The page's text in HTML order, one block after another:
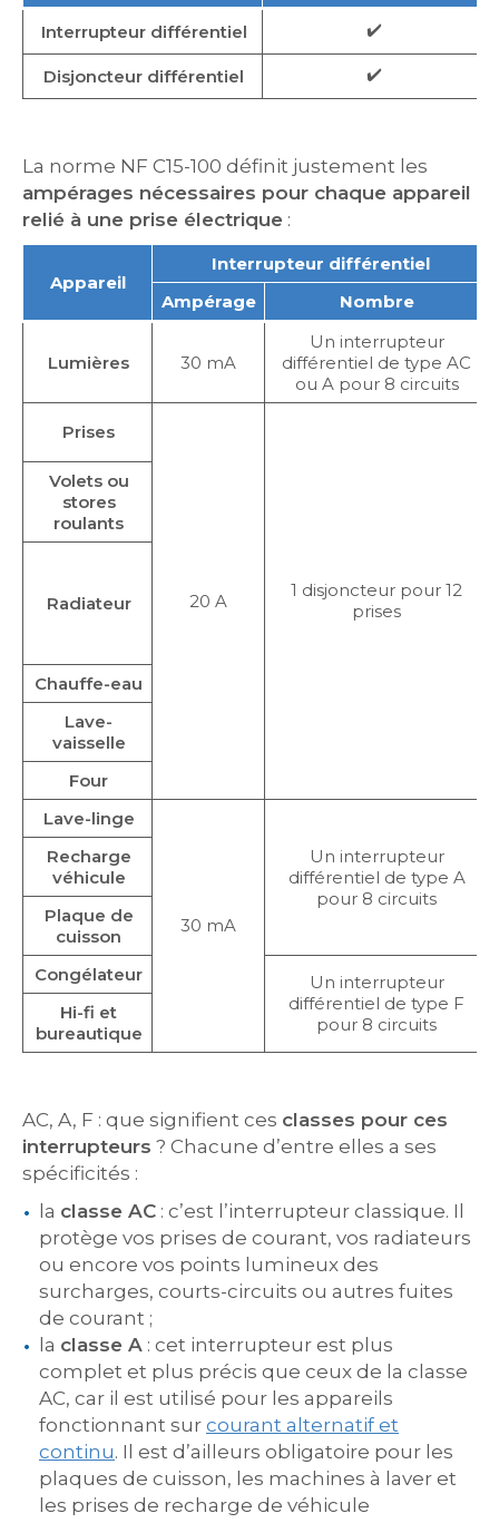
Interrupteur différentiel ✔️
Disjoncteur différentiel ✔️
La norme NF C15-100 définit justement les
ampérages nécessaires pour chaque appareil
relié à une prise électrique :
Appareil
Interrupteur différentiel
Ampérage
Nombre
Lumières 30 mA
Un interrupteur
différentiel de type AC
ou A pour 8 circuits
Prises
20 A
1 disjoncteur pour 12
prises
Volets ou
stores
roulants
Radiateur
Chauffe-eau
Lave-
vaisselle
Four
Lave-linge
30 mA
Un interrupteur
différentiel de type A
pour 8 circuits
Recharge
véhicule
Plaque de
cuisson
Congélateur
Un interrupteur
différentiel de type F
pour 8 circuits
Hi-fi et
bureautique
AC, A, F : que signifient ces classes pour ces
interrupteurs ? Chacune d’entre elles a ses
spécificités :
la classe AC : c’est l’interrupteur classique. Il
protège vos prises de courant, vos radiateurs
ou encore vos points lumineux des
surcharges, courts-circuits ou autres fuites
de courant ;
la classe A : cet interrupteur est plus
complet et plus précis que ceux de la classe
AC, car il est utilisé pour les appareils
fonctionnant sur courant alternatif et
continu. Il est d’ailleurs obligatoire pour les
plaques de cuisson, les machines à laver et
les prises de recharge de véhicule